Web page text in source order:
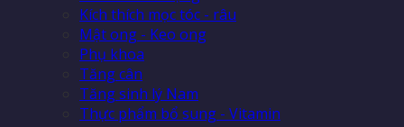
Kích thích mọc tóc - râu
Mật ong - Keo ong
Phụ khoa
Tăng cân
Tăng sinh lý Nam
Thực phẩm bổ sung - Vitamin